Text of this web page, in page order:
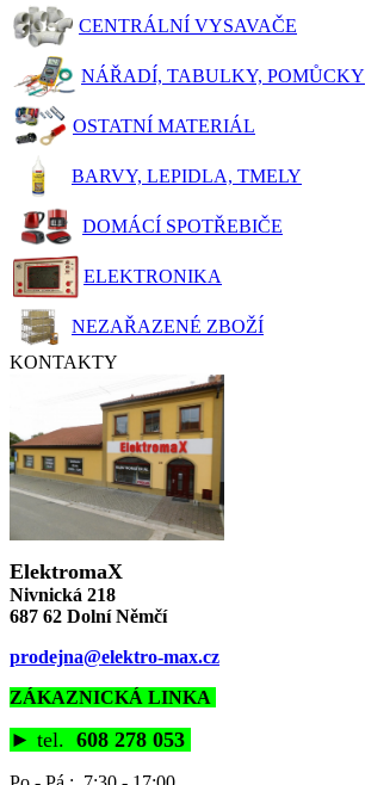
CENTRÁLNÍ VYSAVAČE
NÁŘADÍ, TABULKY, POMŮCKY
OSTATNÍ MATERIÁL
BARVY, LEPIDLA, TMELY
DOMÁCÍ SPOTŘEBIČE
ELEKTRONIKA
NEZAŘAZENÉ ZBOŽÍ
KONTAKTY
ElektromaX
Nivnická 218
687 62 Dolní Němčí
prodejna@elektro-max.cz
ZÁKAZNICKÁ LINKA
► tel. 608 278 053